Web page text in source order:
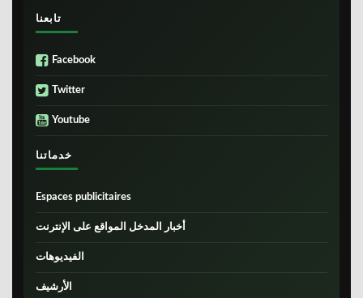
تابعنا
Facebook
Twitter
Youtube
خدماتنا
Espaces publicitaires
أخبار المدخل المواقع على الإنترنت
الفيديوهات
الأرشيف